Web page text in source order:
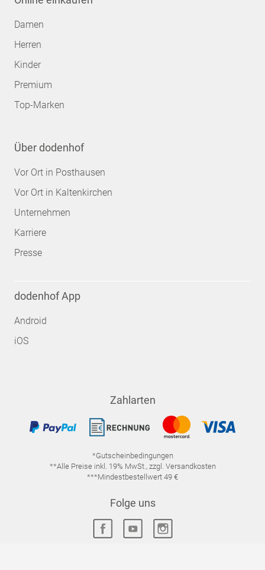
Damen
Herren
Kinder
Premium
Top-Marken
Über dodenhof
Vor Ort in Posthausen
Vor Ort in Kaltenkirchen
Unternehmen
Karriere
Presse
dodenhof App
Android
iOS
Zahlarten
*Gutscheinbedingungen
**Alle Preise inkl. 19% MwSt., zzgl. Versandkosten
***Mindestbestellwert 49 €
Folge uns